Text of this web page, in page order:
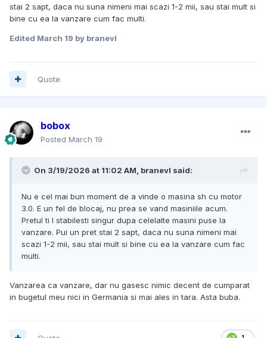
stai 2 sapt, daca nu suna nimeni mai scazi 1-2 mii, sau stai mult si
bine cu ea la vanzare cum fac multi.
Edited March 19 by branevl
Quote
bobox
Posted March 19
On 3/19/2026 at 11:02 AM, branevl said:
Nu e cel mai bun moment de a vinde o masina sh cu motor
3.0. E un fel de blocaj, nu prea se vand masiniile acum.
Pretul ti l stabilesti singur dupa celelalte masini puse la
vanzare. Pui un pret stai 2 sapt, daca nu suna nimeni mai
scazi 1-2 mii, sau stai mult si bine cu ea la vanzare cum fac
multi.
Vanzarea ca vanzare, dar nu gasesc nimic decent de cumparat
in bugetul meu nici in Germania si mai ales in tara. Asta buba.